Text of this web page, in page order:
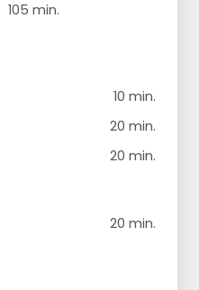
105 min.
10 min.
20 min.
20 min.
20 min.